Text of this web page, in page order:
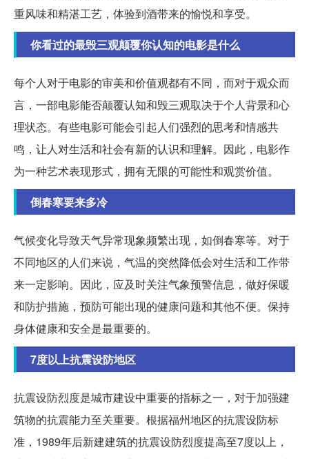
重风味和精湛工艺，体验到酒带来的愉悦和享受。
你看过的最毁三观颠覆你认知的电影是什么
每个人对于电影的审美和价值观都有不同，而对于观众而
言，一部电影能否颠覆认知和毁三观取决于个人背景和心
理状态。有些电影可能会引起人们强烈的思考和情感共
鸣，让人对生活和社会有新的认识和理解。因此，电影作
为一种艺术表现形式，拥有无限的可能性和观赏价值。
倒春寒要来多冷
气候变化导致天气异常现象频繁出现，如倒春寒等。对于
不同地区的人们来说，气温的突然降低会对生活和工作带
来一定影响。因此，应及时关注气象预警信息，做好保暖
和防护措施，预防可能出现的健康问题和其他不便。保持
身体健康和安全是最重要的。
7度以上抗震设防地区
抗震设防烈度是城市建设中重要的指标之一，对于加强建
筑物的抗震能力至关重要。根据福州地区的抗震设防标
准，1989年后新建建筑的抗震设防烈度提高至7度以上，